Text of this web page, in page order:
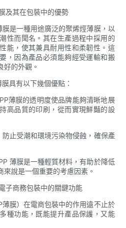
及其在包裝中的優勢
是一種用途廣泛的聚烯烴薄膜，以
性而聞名。其在生產過程中採用的
能，使其兼具耐用性和柔韌性。這
，因為產品必須能夠經受運輸和搬
好的外觀。
具有以下幾個優點：
薄膜的透明度使品牌能夠清晰地展
高品質的印刷，從而實現鮮豔的設
止受潮和環境污染物侵蝕，確保產
薄膜是一種輕質材料，有助於降低
說是一個重要的考慮因素。
子商務包裝中的關鍵功能
膜）在電商包裝中的作用遠不止於
種功能，既能提升產品保護，又能